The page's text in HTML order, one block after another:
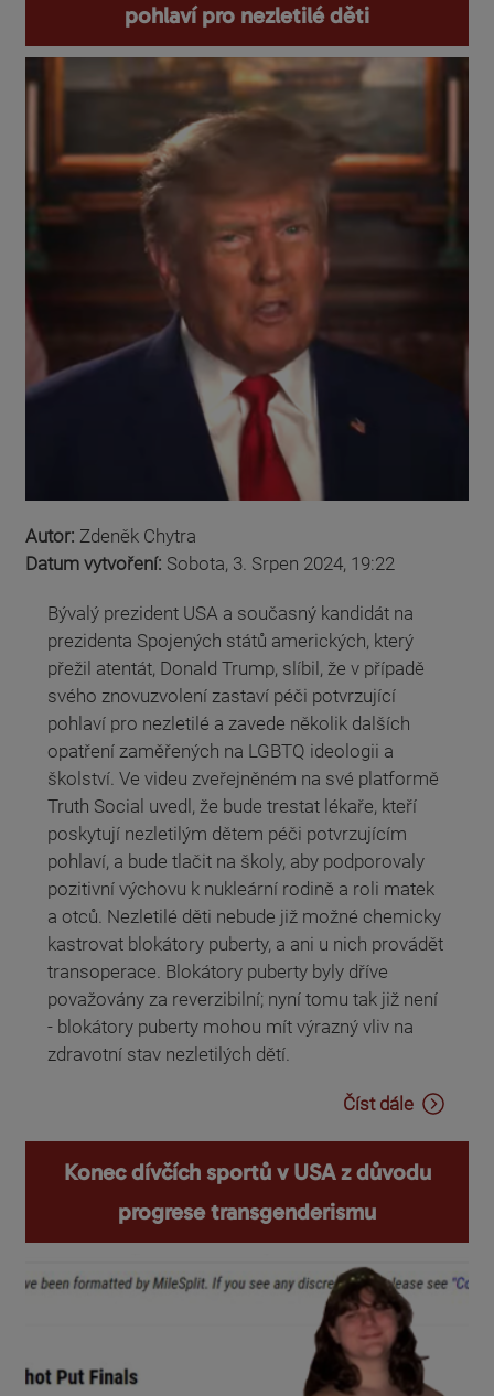
pohlaví pro nezletilé děti
Autor: Zdeněk Chytra
Datum vytvoření: Sobota, 3. Srpen 2024, 19:22
Bývalý prezident USA a současný kandidát na
prezidenta Spojených států amerických, který
přežil atentát, Donald Trump, slíbil, že v případě
svého znovuzvolení zastaví péči potvrzující
pohlaví pro nezletilé a zavede několik dalších
opatření zaměřených na LGBTQ ideologii a
školství. Ve videu zveřejněném na své platformě
Truth Social uvedl, že bude trestat lékaře, kteří
poskytují nezletilým dětem péči potvrzujícím
pohlaví, a bude tlačit na školy, aby podporovaly
pozitivní výchovu k nukleární rodině a roli matek
a otců. Nezletilé děti nebude již možné chemicky
kastrovat blokátory puberty, a ani u nich provádět
transoperace. Blokátory puberty byly dříve
považovány za reverzibilní; nyní tomu tak již není
- blokátory puberty mohou mít výrazný vliv na
zdravotní stav nezletilých dětí.
Číst dále
Konec dívčích sportů v USA z důvodu
progrese transgenderismu